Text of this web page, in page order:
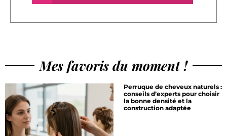
Mes favoris du moment !
Perruque de cheveux naturels :
conseils d’experts pour choisir
la bonne densité et la
construction adaptée